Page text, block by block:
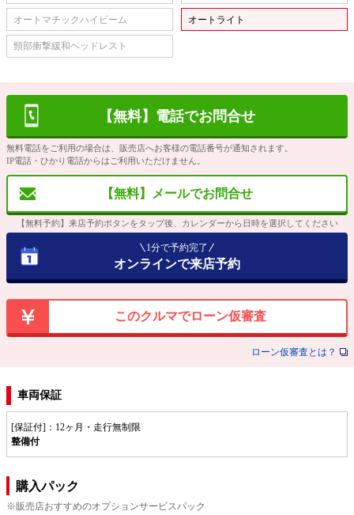
オートマチックハイビーム オートライト
頸部衝撃緩和ヘッドレスト
【無料】電話でお問合せ
無料電話をご利用の場合は、販売店へお客様の電話番号が通知されます。
IP電話・ひかり電話からはご利用いただけません。
【無料】メールでお問合せ
【無料予約】来店予約ボタンをタップ後、カレンダーから日時を選択してください
1分で予約完了
オンラインで来店予約
このクルマでローン仮審査
ローン仮審査とは？
車両保証
[保証付]：12ヶ月・走行無制限
整備付
購入パック
※販売店おすすめのオプションサービスパック